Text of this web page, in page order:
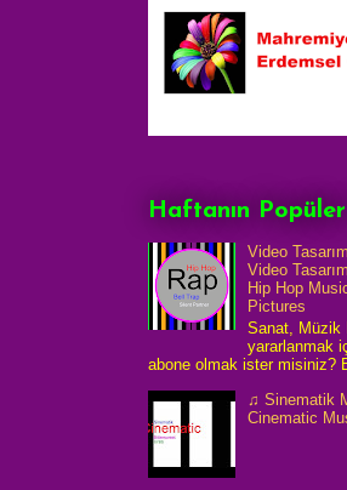
Haftanın Popüler
Video
Video
Hip Hop
Pictures
Sanat, Müzik
yararlanmak
abone olmak ister misiniz?
♫ Sinematik
Cinematic